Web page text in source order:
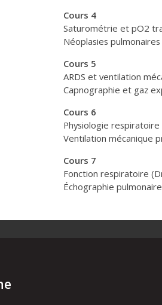
Cours 4
Saturométrie et pO2
Néoplasies
Cours 5
ARDS et ventilation
Capnographie et gaz
Cours 6
Physiologie respiratoire
Ventilation mécanique
Cours 7
Fonction respiratoire
Échographie